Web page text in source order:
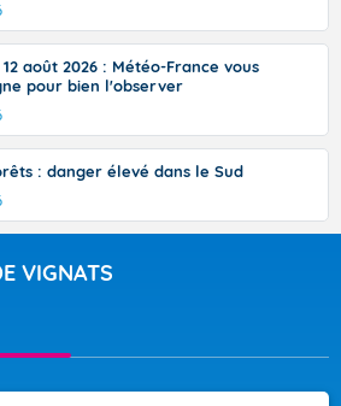
12 août 2026 : Météo-France vous
pour bien l'observer
: danger élevé dans le Sud
VIGNATS